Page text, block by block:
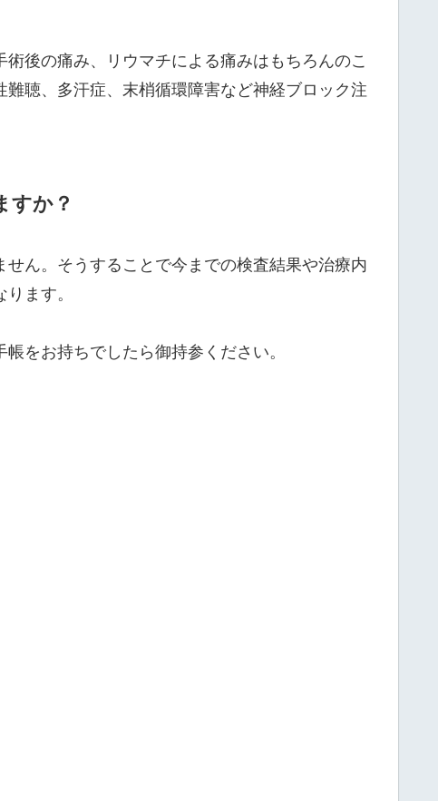
後の痛み、リウマチによる痛みはもちろんのこ
聴、多汗症、末梢循環障害など神経ブロック注
すか？
ん。そうすることで今までの検査結果や治療内
ます。
をお持ちでしたら御持参ください。